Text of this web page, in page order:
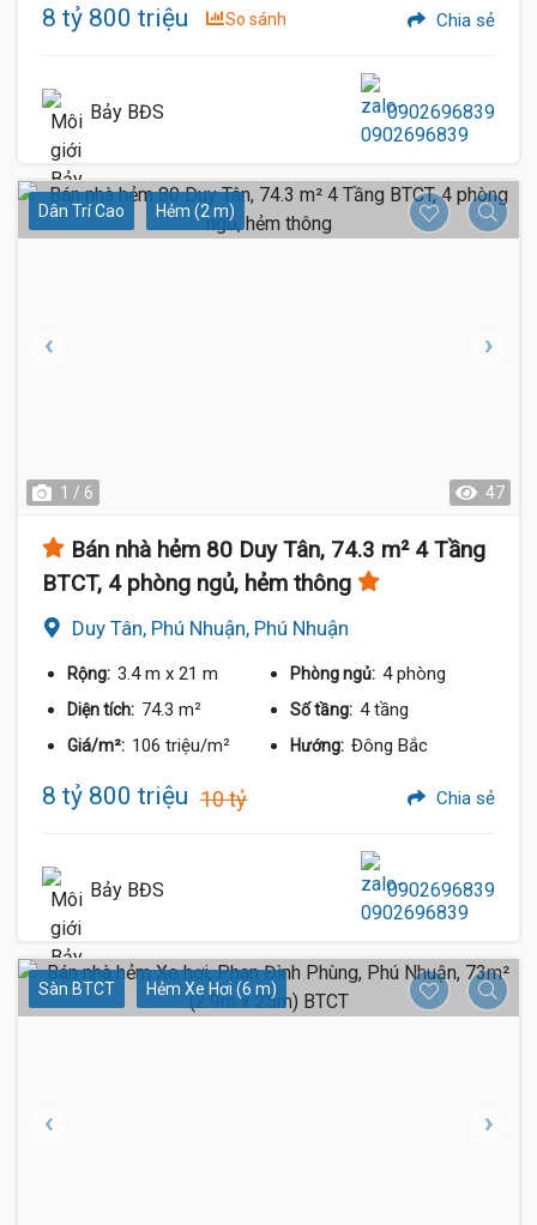
8 tỷ 800 triệu So sánh Chia sẻ
Bảy BĐS 0902696839
Dân Trí Cao Hẻm (2 m)
1 / 6 47
Bán nhà hẻm 80 Duy Tân, 74.3 m² 4 Tầng
BTCT, 4 phòng ngủ, hẻm thông
Duy Tân, Phú Nhuận, Phú Nhuận
Rộng: 3.4 m x 21 m Phòng ngủ: 4 phòng
Diện tích: 74.3 m² Số tầng: 4 tầng
Giá/m²: 106 triệu/m² Hướng: Đông Bắc
8 tỷ 800 triệu 10 tỷ Chia sẻ
Bảy BĐS 0902696839
Sàn BTCT Hẻm Xe Hơi (6 m)